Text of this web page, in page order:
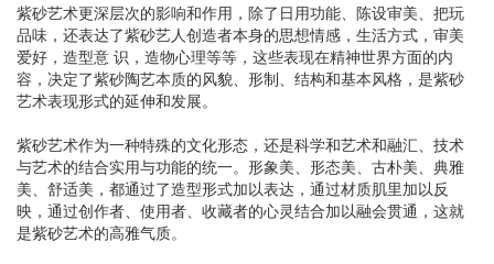
紫砂艺术更深层次的影响和作用，除了日用功能、陈设审美、把玩
品味，还表达了紫砂艺人创造者本身的思想情感，生活方式，审美
爱好，造型意 识，造物心理等等，这些表现在精神世界方面的内
容，决定了紫砂陶艺本质的风貌、形制、结构和基本风格，是紫砂
艺术表现形式的延伸和发展。
紫砂艺术作为一种特殊的文化形态，还是科学和艺术和融汇、技术
与艺术的结合实用与功能的统一。形象美、形态美、古朴美、典雅
美、舒适美，都通过了造型形式加以表达，通过材质肌里加以反
映，通过创作者、使用者、收藏者的心灵结合加以融会贯通，这就
是紫砂艺术的高雅气质。